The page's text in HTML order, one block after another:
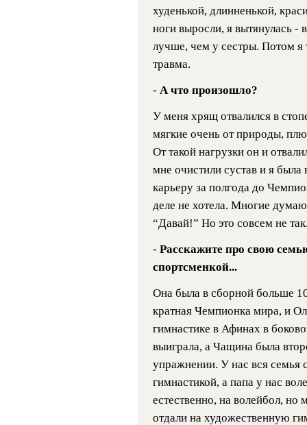
худенькой, длинненькой,
ноги выросли, я вытянулась -
лучше, чем у сестры. Потом я
травма.
- А что произошло?
У меня хрящ отвалился в
мягкие очень от природы,
От такой нагрузки он и
мне очистили сустав и я
карьеру за полгода до
деле не хотела. Многие
“Давай!” Но это совсем не
- Расскажите про свою
спортсменкой...
Она была в сборной больше
кратная Чемпионка мира, и
гимнастике в Афинах в
выиграла, а Чащина была
упражнении. У нас вся семья
гимнастикой, а папа у нас
естественно, на волейбол, но
отдали на художественную